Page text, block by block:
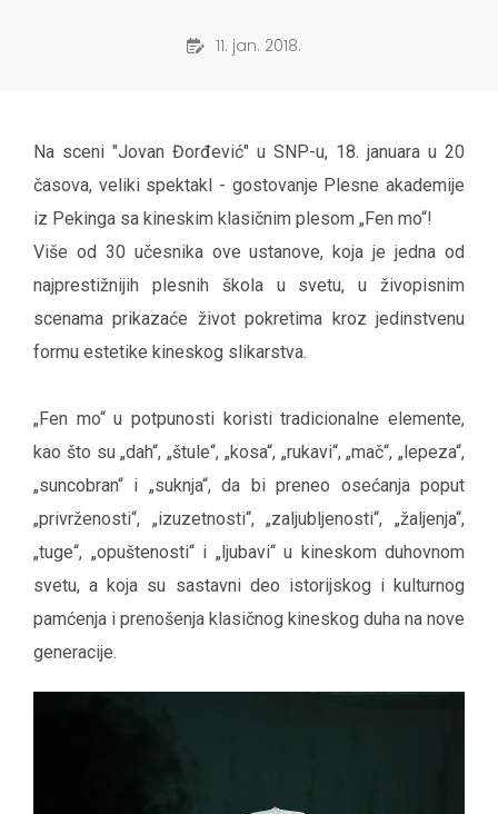
11. jan. 2018.
Na sceni "Jovan Đorđević" u SNP-u, 18. januara u 20
časova, veliki spektakl - gostovanje Plesne akademije
iz Pekinga sa kineskim klasičnim plesom „Fen mo“!
Više od 30 učesnika ove ustanove, koja je jedna od
najprestižnijih plesnih škola u svetu, u živopisnim
scenama prikazaće život pokretima kroz jedinstvenu
formu estetike kineskog slikarstva.
„Fen mo“ u potpunosti koristi tradicionalne elemente,
kao što su „dah“, „štule“, „kosa“, „rukavi“, „mač“, „lepeza“,
„suncobran“ i „suknja“, da bi preneo osećanja poput
„privrženosti“, „izuzetnosti“, „zaljubljenosti“, „žaljenja“,
„tuge“, „opuštenosti“ i „ljubavi“ u kineskom duhovnom
svetu, a koja su sastavni deo istorijskog i kulturnog
pamćenja i prenošenja klasičnog kineskog duha na nove
generacije.